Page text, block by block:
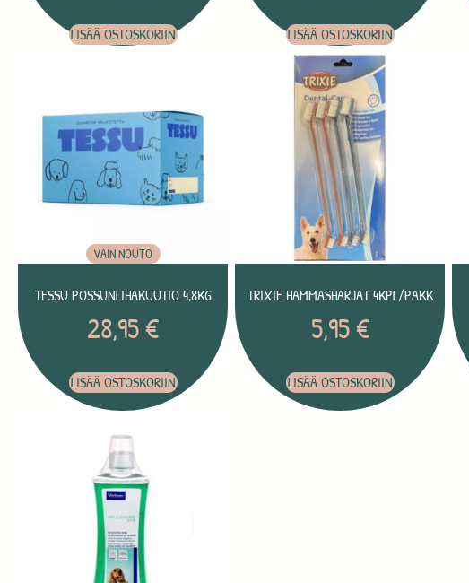
LISÄÄ OSTOSKORIIN LISÄÄ OSTOSKORIIN
VAIN NOUTO
TESSU POSSUNLIHAKUUTIO 4,8KG
28,95€
LISÄÄ OSTOSKORIIN
TRIXIE HAMMASHARJAT 4KPL/PAKK
5,95€
LISÄÄ OSTOSKORIIN